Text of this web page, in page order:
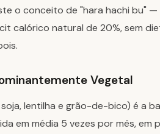
o conceito de "hara hachi bu"
calórico natural de 20%, sem
Vegetal
lentilha e grão-de-bico) é a
em média 5 vezes por mês,